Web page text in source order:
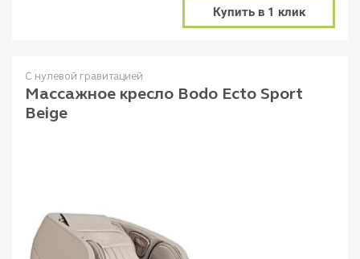
Купить в 1 клик
С нулевой гравитацией
Массажное кресло Bodo Ecto Sport
Beige